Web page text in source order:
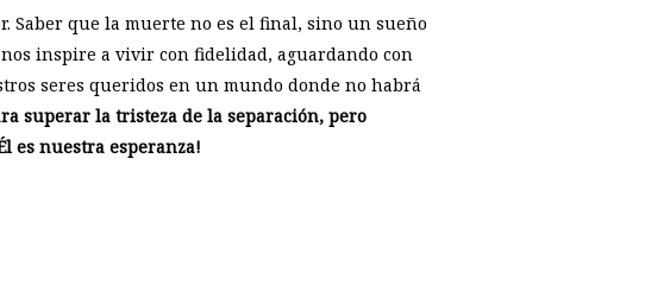
Saber que la muerte no es el final, sino un sueño
inspire a vivir con fidelidad, aguardando con
seres queridos en un mundo donde no habrá
superar la tristeza de la separación, pero
es nuestra esperanza!